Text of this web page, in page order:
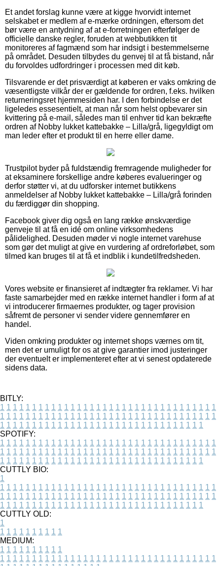
Et andet forslag kunne være at kigge hvorvidt internet
selskabet er medlem af e-mærke ordningen, eftersom det
bør være en antydning af at e-forretningen efterfølger de
officielle danske regler, foruden at webbutikken tit
monitoreres af fagmænd som har indsigt i bestemmelserne
på området. Desuden tilbydes du genvej til at få bistand, når
du forvoldes udfordringer i processen med dit køb.
Tilsvarende er det prisværdigt at køberen er vaks omkring de
væsentligste vilkår der er gældende for ordren, f.eks. hvilken
returneringsret hjemmesiden har. I den forbindelse er det
ligeledes essesentielt, at man når som helst opbevarer sin
kvittering på e-mail, således man til enhver tid kan bekræfte
ordren af Nobby lukket kattebakke – Lilla/grå, ligegyldigt om
man leder efter et produkt til en herre eller dame.
Trustpilot byder på fuldstændig fremragende muligheder for
at eksaminere forskellige andre køberes evalueringer og
derfor støtter vi, at du udforsker internet butikkens
anmeldelser af Nobby lukket kattebakke – Lilla/grå forinden
du færdiggør din shopping.
Facebook giver dig også en lang række ønskværdige
genveje til at få en idé om online virksomhedens
pålidelighed. Desuden møder vi nogle internet varehuse
som gør det muligt at give en vurdering af ordreforløbet, som
tilmed kan bruges til at få et indblik i kundetilfredsheden.
Vores website er finansieret af indtægter fra reklamer. Vi har
faste samarbejder med en række internet handler i form af at
vi introducerer firmaernes produkter, og tager provision
såfremt de personer vi sender videre gennemfører en
handel.
Viden omkring produkter og internet shops værnes om tit,
men det er umuligt for os at give garantier imod justeringer
der eventuelt er implementeret efter at vi senest opdaterede
sidens data.
BITLY:
1 1 1 1 1 1 1 1 1 1 1 1 1 1 1 1 1 1 1 1 1 1 1 1 1 1 1 1 1 1 1 1 1 1
1 1 1 1 1 1 1 1 1 1 1 1 1 1 1 1 1 1 1 1 1 1 1 1 1 1 1 1 1 1 1 1 1 1
1 1 1 1 1 1 1 1 1 1 1 1 1 1 1 1 1 1 1 1 1 1 1 1 1 1 1 1 1 1 1 1
SPOTIFY:
1 1 1 1 1 1 1 1 1 1 1 1 1 1 1 1 1 1 1 1 1 1 1 1 1 1 1 1 1 1 1 1 1 1
1 1 1 1 1 1 1 1 1 1 1 1 1 1 1 1 1 1 1 1 1 1 1 1 1 1 1 1 1 1 1 1 1 1
1 1 1 1 1 1 1 1 1 1 1 1 1 1 1 1 1 1 1 1 1 1 1 1 1 1 1 1 1 1 1 1
CUTTLY BIO:
1
1 1 1 1 1 1 1 1 1 1 1 1 1 1 1 1 1 1 1 1 1 1 1 1 1 1 1 1 1 1 1 1 1 1
1 1 1 1 1 1 1 1 1 1 1 1 1 1 1 1 1 1 1 1 1 1 1 1 1 1 1 1 1 1 1 1 1 1
1 1 1 1 1 1 1 1 1 1 1 1 1 1 1 1 1 1 1 1 1 1 1 1 1 1 1 1 1 1 1 1
CUTTLY OLD:
1
1 1 1 1 1 1 1 1 1 1
MEDIUM:
1 1 1 1 1 1 1 1 1 1
1 1 1 1 1 1 1 1 1 1 1 1 1 1 1 1 1 1 1 1 1 1 1 1 1 1 1 1 1 1 1 1 1 1